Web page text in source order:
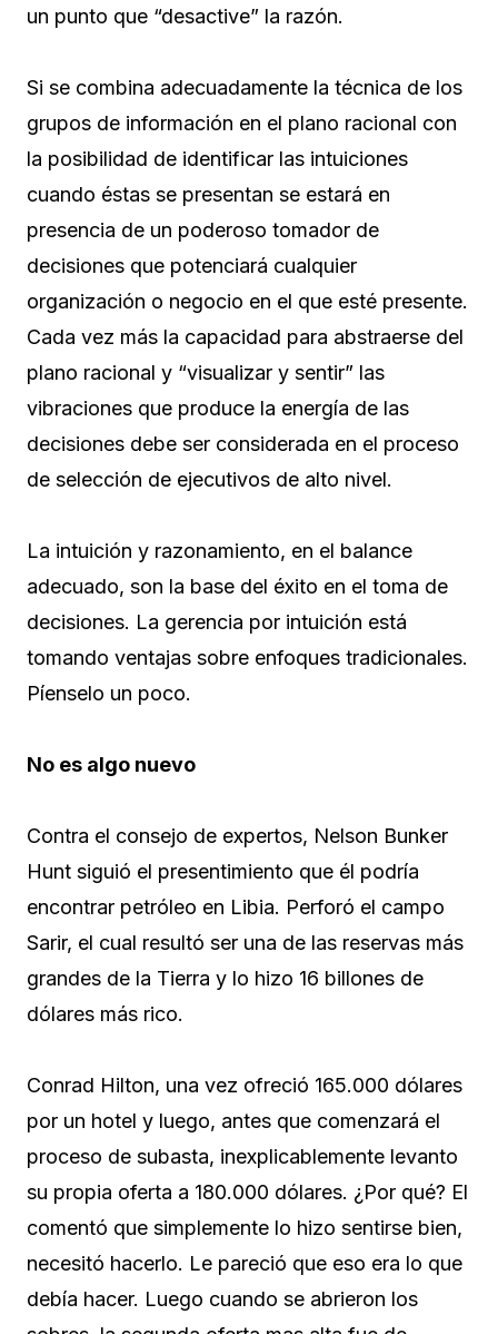
un punto que “desactive” la razón.
Si se combina adecuadamente la técnica de los
grupos de información en el plano racional con
la posibilidad de identificar las intuiciones
cuando éstas se presentan se estará en
presencia de un poderoso tomador de
decisiones que potenciará cualquier
organización o negocio en el que esté presente.
Cada vez más la capacidad para abstraerse del
plano racional y “visualizar y sentir” las
vibraciones que produce la energía de las
decisiones debe ser considerada en el proceso
de selección de ejecutivos de alto nivel.
La intuición y razonamiento, en el balance
adecuado, son la base del éxito en el toma de
decisiones. La gerencia por intuición está
tomando ventajas sobre enfoques tradicionales.
Píenselo un poco.
No es algo nuevo
Contra el consejo de expertos, Nelson Bunker
Hunt siguió el presentimiento que él podría
encontrar petróleo en Libia. Perforó el campo
Sarir, el cual resultó ser una de las reservas más
grandes de la Tierra y lo hizo 16 billones de
dólares más rico.
Conrad Hilton, una vez ofreció 165.000 dólares
por un hotel y luego, antes que comenzará el
proceso de subasta, inexplicablemente levanto
su propia oferta a 180.000 dólares. ¿Por qué? El
comentó que simplemente lo hizo sentirse bien,
necesitó hacerlo. Le pareció que eso era lo que
debía hacer. Luego cuando se abrieron los